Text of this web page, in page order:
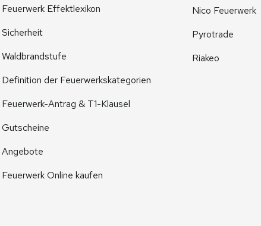
Feuerwerk Effektlexikon
Sicherheit
Waldbrandstufe
Definition der Feuerwerkskategorien
Feuerwerk-Antrag & T1-Klausel
Gutscheine
Angebote
Feuerwerk Online kaufen
Nico Feuerwerk
Pyrotrade
Riakeo